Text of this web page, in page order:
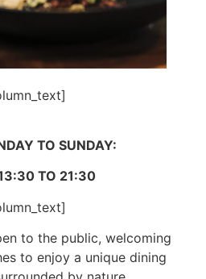
TO SUNDAY:
TO 21:30
to the public, welcoming
to enjoy a unique dining